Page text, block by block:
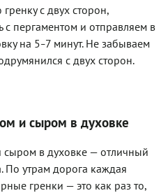
с двух сторон,
пергаментом и отправляем в
на 5–7 минут. Не забываем
с двух сторон.
и сыром в духовке
сыром в духовке — отличный
По утрам дорога каждая
гренки — это как раз то,